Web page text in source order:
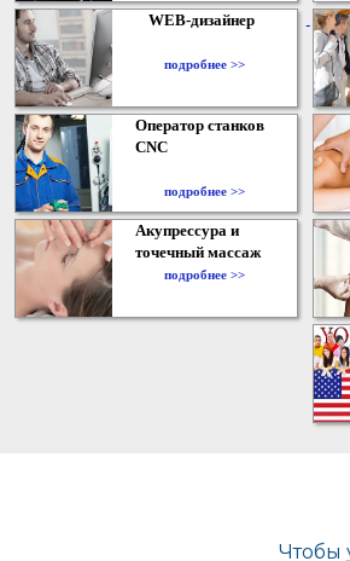
WEB-дизайнер
подробнее >>
Оператор станков
CNC
подробнее >>
Акупрессура и
точечный массаж
подробнее >>